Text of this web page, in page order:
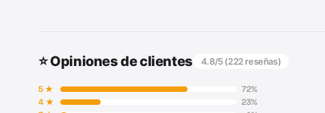
⭐ Opiniones de clientes 4.8/5 (222reseñas)
5★ 72%
4★ 23%